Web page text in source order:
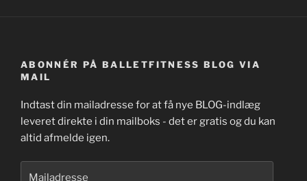
ABONNÉR PÅ BALLETFITNESS BLOG VIA
MAIL
Indtast din mailadresse for at få nye BLOG-indlæg
leveret direkte i din mailboks - det er gratis og du kan
altid afmelde igen.